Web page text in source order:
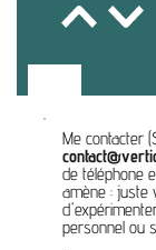
Me contacter
de téléphone
amène : juste
personnel ou